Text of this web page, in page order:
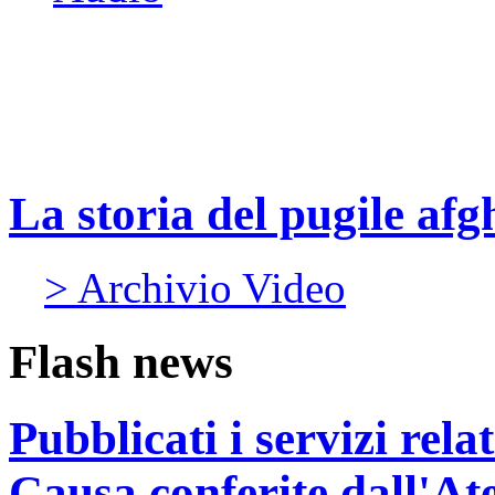
La storia del pugile
> Archivio Video
Flash news
Pubblicati i servizi